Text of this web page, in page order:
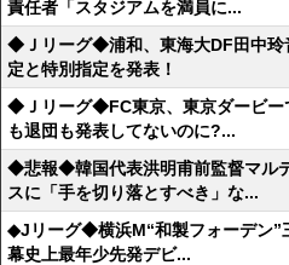
責任者「スタジアムを満員に...
◆Ｊリーグ◆浦和、東海大DF田中玲
定と特別指定を発表！
◆Ｊリーグ◆FC東京、東京ダービー
も退団も発表してないのに?...
◆悲報◆韓国代表洪明甫前監督マル
スに「手を切り落とすべき」な...
◆Jリーグ◆横浜M“和製フォーデン
幕史上最年少先発デビ...